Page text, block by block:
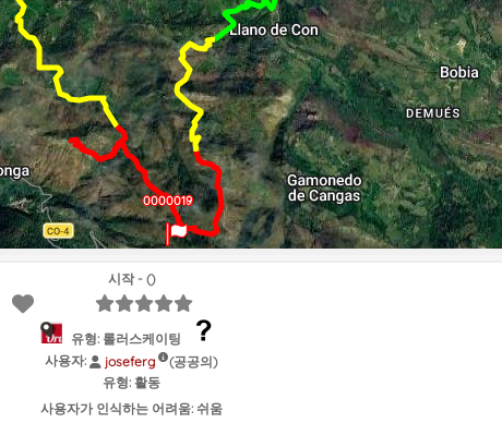
0000018
0000019
시작 - ()
유형: 롤러스케이팅
사용자:
joseferg
(공공의)
유형: 활동
사용자가 인식하는 어려움: 쉬움